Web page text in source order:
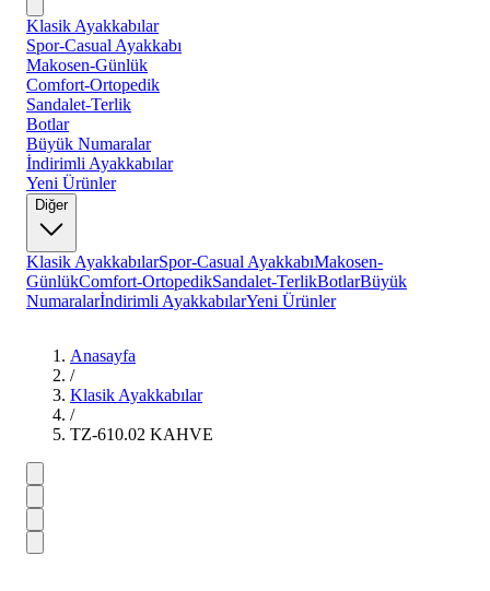
Klasik Ayakkabılar
Spor-Casual Ayakkabı
Makosen-Günlük
Comfort-Ortopedik
Sandalet-Terlik
Botlar
Büyük Numaralar
İndirimli Ayakkabılar
Yeni Ürünler
Diğer
Klasik AyakkabılarSpor-Casual AyakkabıMakosen-
GünlükComfort-OrtopedikSandalet-TerlikBotlarBüyük
Numaralarİndirimli AyakkabılarYeni Ürünler
Anasayfa
/
Klasik Ayakkabılar
/
TZ-610.02 KAHVE